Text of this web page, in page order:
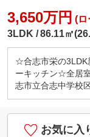
3,650万円 (ロ
3LDK
86.11㎡
☆合志市栄の
ーキッチン☆全居
志市立合志中学校
お気に入